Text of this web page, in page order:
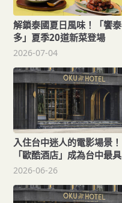
解鎖泰國夏日風味！「饗泰
多」夏季20道新菜登場
2026-07-04
入住台中迷人的電影場景！
「歐酷酒店」成為台中最具
故事感的精品旅宿
2026-06-26